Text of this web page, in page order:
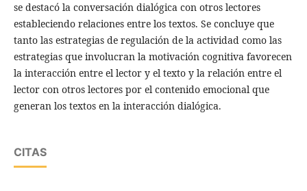
se destacó la conversación dialógica con otros lectores
estableciendo relaciones entre los textos. Se concluye que
tanto las estrategias de regulación de la actividad como las
estrategias que involucran la motivación cognitiva favorecen
la interacción entre el lector y el texto y la relación entre el
lector con otros lectores por el contenido emocional que
generan los textos en la interacción dialógica.
CITAS